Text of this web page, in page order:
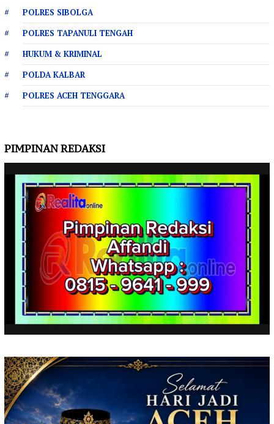
POLRES SIBOLGA
POLRES TAPANULI TENGAH
HUKUM & KRIMINAL
POLDA KALBAR
POLRES ACEH TENGGARA
PIMPINAN REDAKSI